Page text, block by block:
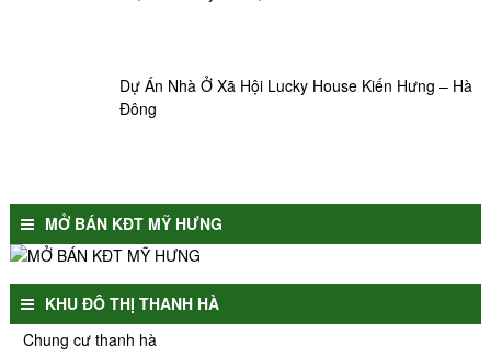
Dự Án Nhà Ở Xã Hội Lucky House Kiến Hưng – Hà
Đông
MỞ BÁN KĐT MỸ HƯNG
KHU ĐÔ THỊ THANH HÀ
Chung cư thanh hà